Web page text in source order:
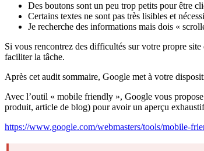
Des boutons sont un peu trop petits pour être
Certains textes ne sont pas très lisibles et
Je recherche des informations mais dois «
Si vous rencontrez des difficultés sur votre propre
faciliter la tâche.
Après cet audit sommaire, Google met à votre
Avec l’outil « mobile friendly », Google vous propose
produit, article de blog) pour avoir un aperçu
https://www.google.com/webmasters/tools/mobile-